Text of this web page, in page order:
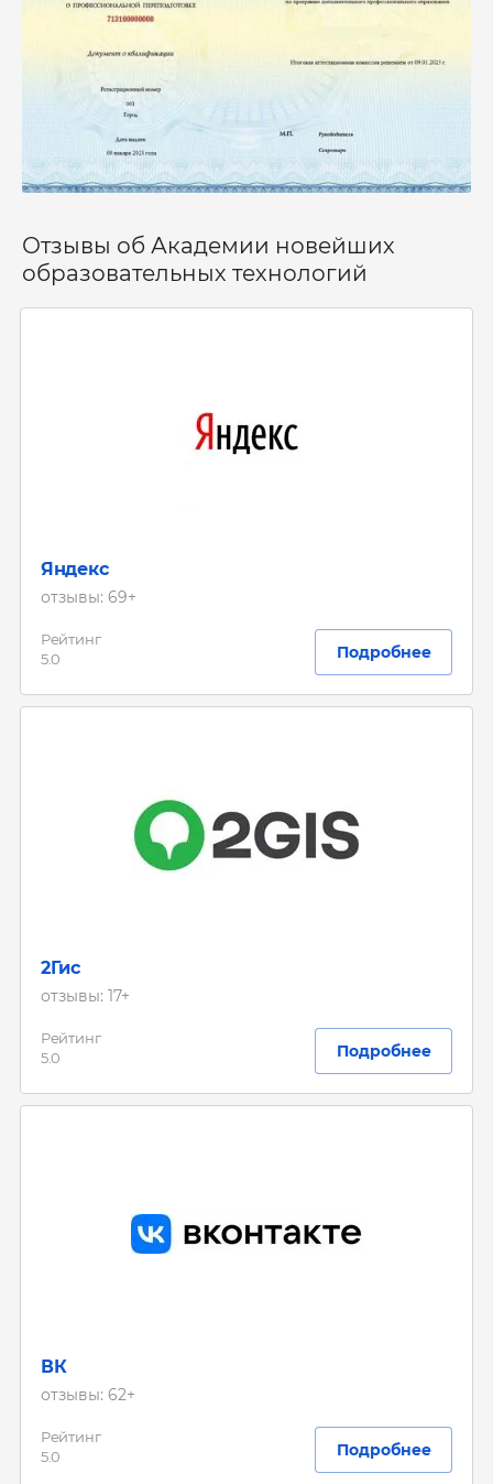
Отзывы об Академии новейших
образовательных технологий
Яндекс
отзывы: 69+
Рейтинг
5.0
Подробнее
2Гис
отзывы: 17+
Рейтинг
5.0
Подробнее
ВК
отзывы: 62+
Рейтинг
5.0
Подробнее